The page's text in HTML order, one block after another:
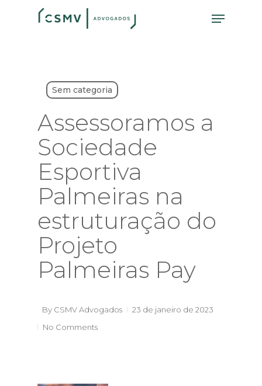
Menu
Sem categoria
Assessoramos a
Sociedade
Esportiva
Palmeiras na
estruturação do
Projeto
Palmeiras Pay
By CSMV Advogados
23 de janeiro de 2023
No Comments